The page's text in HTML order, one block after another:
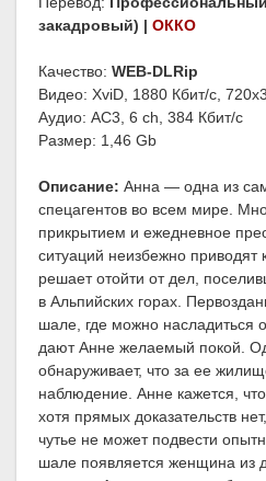
закадровый) | ОККО
Качество: WEB-DLRip
Видео: XviD, 1880 Кбит/с,
Аудио: AC3, 6 ch, 384 Кбит/с
Размер: 1,46 Gb
Описание: Анна — одна из
спецагентов во всем мире.
прикрытием и ежедневное
ситуаций неизбежно приводят
решает отойти от дел,
в Альпийских горах.
шале, где можно насладиться
дают Анне желаемый покой.
обнаруживает, что за ее
наблюдение. Анне кажется,
хотя прямых доказательств
чутье не может подвести
шале появляется женщина из